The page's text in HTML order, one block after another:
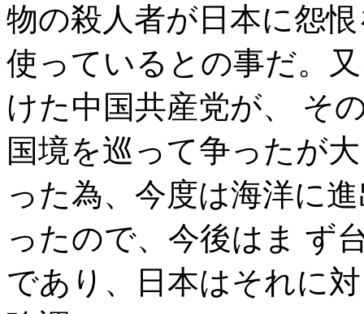
物の殺人者が日本に怨
使っているとの事だ。
けた中国共産党が、 そ
国境を巡って争ったが
った為、今度は海洋に
ったので、今後はま ず
であり、日本はそれに